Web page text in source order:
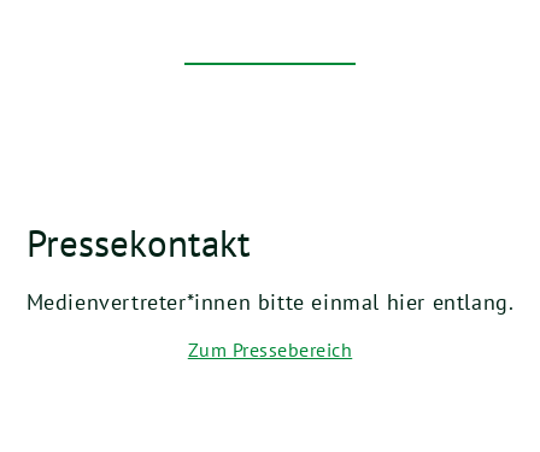
Pressekontakt
Medienvertreter*innen bitte einmal hier entlang.
Zum Pressebereich